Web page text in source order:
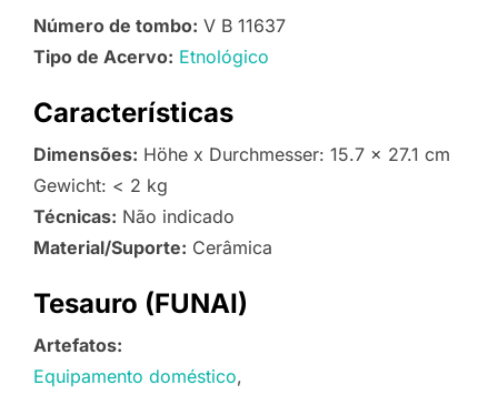
Número de tombo: V B 11637
Tipo de Acervo: Etnológico
Características
Dimensões: Höhe x Durchmesser: 15.7 x 27.1 cm
Gewicht: < 2 kg
Técnicas: Não indicado
Material/Suporte: Cerâmica
Tesauro (FUNAI)
Artefatos:
Equipamento doméstico